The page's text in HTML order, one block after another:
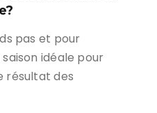
pas et pour
idéale pour
résultat des